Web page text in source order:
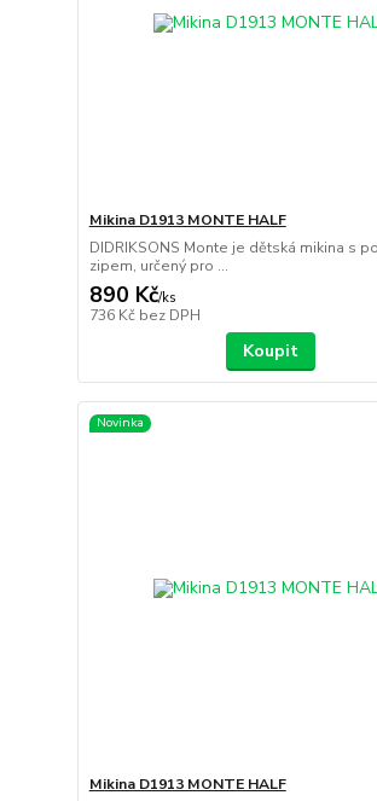
Mikina D1913 MONTE HALF
DIDRIKSONS Monte je dětská mikina s
zipem, určený pro ...
890 Kč/ks
736 Kč bez DPH
Koupit
Novinka
Mikina D1913 MONTE HALF